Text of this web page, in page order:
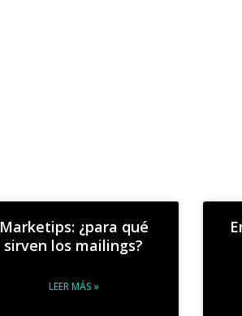
Marketips: ¿para qué
sirven los mailings?
LEER MÁS »